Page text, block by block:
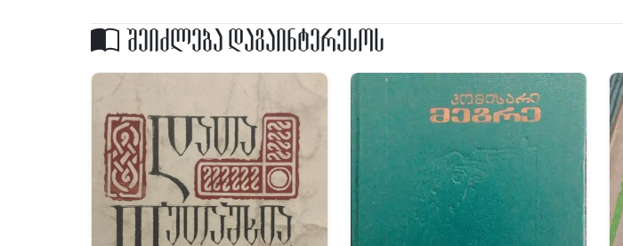
შეიძლება დაგაინტერესოს